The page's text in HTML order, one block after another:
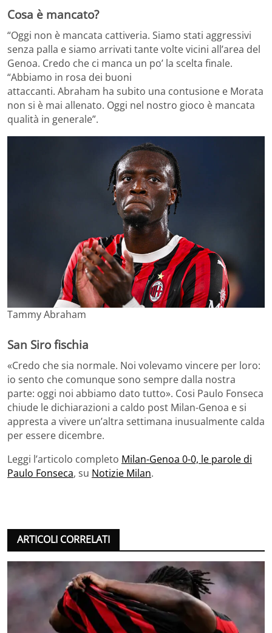
Cosa è mancato?
“Oggi non è mancata cattiveria. Siamo stati aggressivi
senza palla e siamo arrivati tante volte vicini all’area del
Genoa. Credo che ci manca un po’ la scelta finale.
“Abbiamo in rosa dei buoni
attaccanti. Abraham ha subito una contusione e Morata
non si è mai allenato. Oggi nel nostro gioco è mancata
qualità in generale”.
Tammy Abraham
San Siro fischia
«Credo che sia normale. Noi volevamo vincere per loro:
io sento che comunque sono sempre dalla nostra
parte: oggi noi abbiamo dato tutto». Cosi Paulo Fonseca
chiude le dichiarazioni a caldo post Milan-Genoa e si
appresta a vivere un’altra settimana inusualmente calda
per essere dicembre.
Leggi l’articolo completo Milan-Genoa 0-0, le parole di
Paulo Fonseca, su Notizie Milan.
ARTICOLI CORRELATI